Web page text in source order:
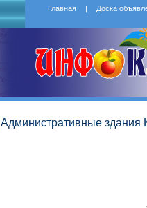
Главная | Доска
Административные здания